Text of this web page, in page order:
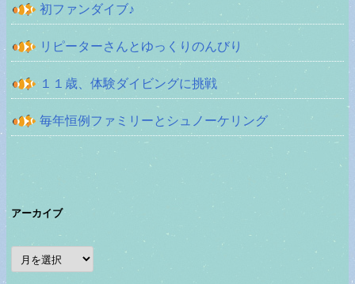
初ファンダイブ♪
リピーターさんとゆっくりのんびり
１１歳、体験ダイビングに挑戦
毎年恒例ファミリーとシュノーケリング
アーカイブ
ア
ー
カ